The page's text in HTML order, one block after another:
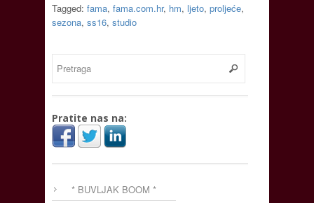
Tagged: fama, fama.com.hr, hm, ljeto, proljeće,
sezona, ss16, studio
Pratite nas na:
* BUVLJAK BOOM *